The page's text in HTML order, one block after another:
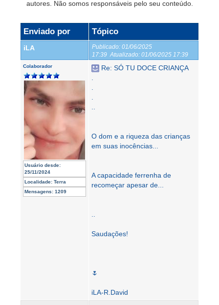
autores. Não somos responsáveis pelo seu conteúdo.
Enviado por Tópico
iLA Publicado: 01/06/2025
17:39 Atualizado: 01/06/2025 17:39
Colaborador
Usuário desde:
25/11/2024
Localidade: Terra
Mensagens: 1209
Re: SÓ TU DOCE CRIANÇA
O dom e a riqueza das crianças
em suas inocências...
A capacidade ferrenha de
recomeçar apesar de...
Saudações!
🌷
iLA-R.David